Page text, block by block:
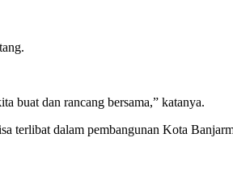
buat dan rancang bersama,” katanya.
terlibat dalam pembangunan Kota